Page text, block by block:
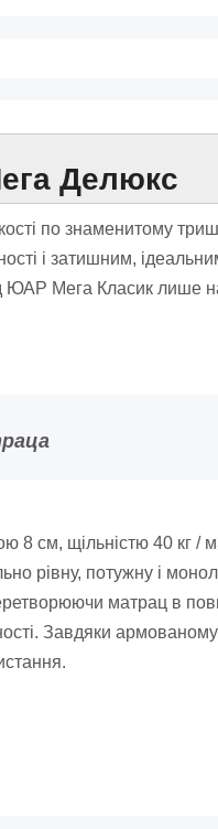
Делюкс
по знаменитому
і затишним,
ЮАР Мега Класик лише
8 см, щільністю 40 кг /
рівну, потужну і
матрац в
Завдяки